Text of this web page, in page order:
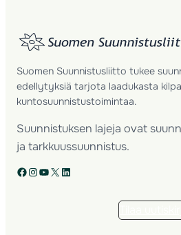
Suomen Suunnistusliitto tukee
edellytyksiä tarjota laadukasta
kuntosuunnistustoimintaa.
Suunnistuksen lajeja ovat
ja tarkkuussuunnistus.
Facebook Instagram YouTube X LinkedIn